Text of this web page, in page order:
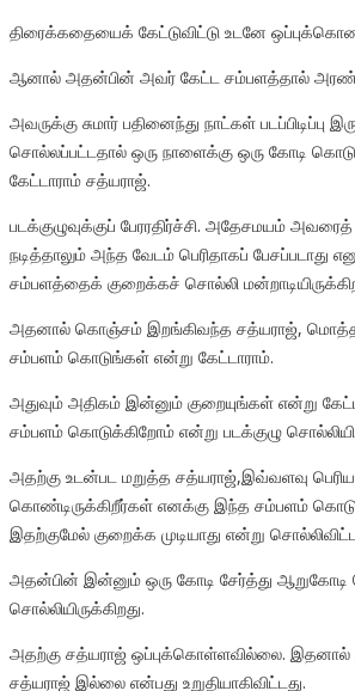
திரைக்கதையைக் கேட்டுவிட்டு உடனே
ஆனால் அதன்பின் அவர் கேட்ட சம்பளத்தால்
அவருக்கு சுமார் பதினைந்து நாட்கள் படப்பிடிப்பு
சொல்லப்பட்டதால் ஒரு நாளைக்கு ஒரு கோடி
கேட்டாராம் சத்யராஜ்.
படக்குழுவுக்குப் பேரரதிர்ச்சி. அதேசமயம்
நடித்தாலும் அந்த வேடம் பெரிதாகப் பேசப்படாது
சம்பளத்தைக் குறைக்கச் சொல்லி
அதனால் கொஞ்சம் இறங்கிவந்த சத்யராஜ்,
சம்பளம் கொடுங்கள் என்று கேட்டாராம்.
அதுவும் அதிகம் இன்னும் குறையுங்கள் என்று
சம்பளம் கொடுக்கிறோம் என்று படக்குழு
அதற்கு உடன்பட மறுத்த சத்யராஜ்,இவ்வளவு
கொண்டிருக்கிறீர்கள் எனக்கு இந்த சம்பளம்
இதற்குமேல் குறைக்க முடியாது என்று
அதன்பின் இன்னும் ஒரு கோடி சேர்த்து ஆறுகோடி
சொல்லியிருக்கிறது.
அதற்கு சத்யராஜ் ஒப்புக்கொள்ளவில்லை. இதனால்
சத்யராஜ் இல்லை என்பது உறுதியாகிவிட்டது.